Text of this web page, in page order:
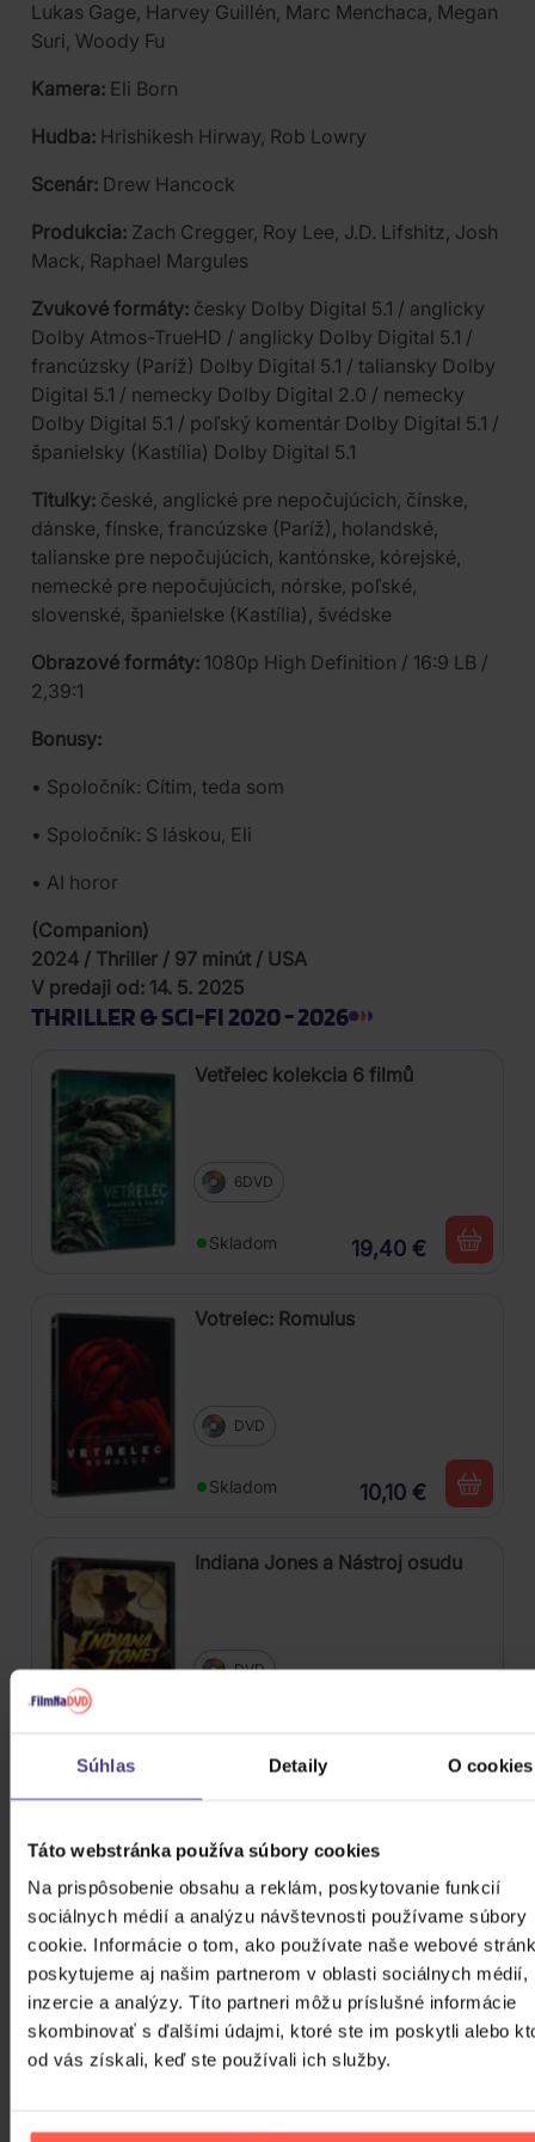
Súhlas Detaily O cookies
Táto webstránka používa súbory cookies
Na prispôsobenie obsahu a reklám, poskytovanie funkcií
sociálnych médií a analýzu návštevnosti používame súbory
cookie. Informácie o tom, ako používate naše webové
poskytujeme aj našim partnerom v oblasti sociálnych médií,
inzercie a analýzy. Títo partneri môžu príslušné informácie
skombinovať s ďalšími údajmi, ktoré ste im poskytli alebo
od vás získali, keď ste používali ich služby.
Lukas Gage, Harvey Guillén, Marc Menchaca, Megan
Suri, Woody Fu
Kamera: Eli Born
Hudba: Hrishikesh Hirway, Rob Lowry
Scenár: Drew Hancock
Produkcia: Zach Cregger, Roy Lee, J.D. Lifshitz, Josh
Mack, Raphael Margules
Zvukové formáty: česky Dolby Digital 5.1 / anglicky
Dolby Atmos-TrueHD / anglicky Dolby Digital 5.1 /
francúzsky (Paríž) Dolby Digital 5.1 / taliansky Dolby
Digital 5.1 / nemecky Dolby Digital 2.0 / nemecky
Dolby Digital 5.1 / poľský komentár Dolby Digital 5.1 /
španielsky (Kastília) Dolby Digital 5.1
Titulky: české, anglické pre nepočujúcich, čínske,
dánske, fínske, francúzske (Paríž), holandské,
talianske pre nepočujúcich, kantónske, kórejské,
nemecké pre nepočujúcich, nórske, poľské,
slovenské, španielske (Kastília), švédske
Obrazové formáty: 1080p High Definition / 16:9 LB /
2,39:1
Bonusy:
• Spoločník: Cítim, teda som
• Spoločník: S láskou, Eli
• AI horor
(Companion)
2024 / Thriller / 97 minút / USA
V predaji od: 14. 5. 2025
THRILLER & SCI-FI 2020 - 2026
Vetřelec kolekcia 6 filmů
6DVD
Skladom 19,40 €
Votrelec: Romulus
DVD
Skladom 10,10 €
Indiana Jones a Nástroj osudu
DVD
Avatar: Cesta vody
DVD
Skladom 8,40 €
Avatar: Cesta vody